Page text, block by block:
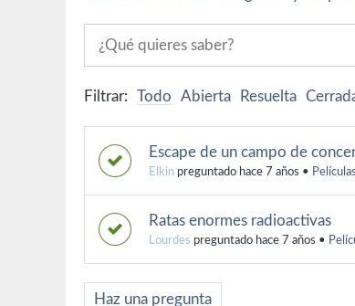
Filtrar: Todo Abierta Resuelta
Escape de un campo de
Elkin preguntado hace 7 años •
Ratas enormes radioactivas
Lourdes preguntado hace 7 años •
Haz una pregunta